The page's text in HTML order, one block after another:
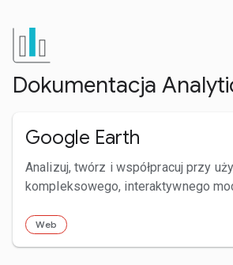
Dokumentacja
Google Earth
Analizuj, twórz i współpracuj przy
kompleksowego, interaktywnego
Web